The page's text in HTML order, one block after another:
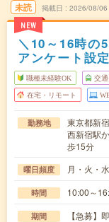
未読
NEW
掲載日 2026/08/06
＼10～16時の
アンケート設
職種未経験OK 交
在宅・リモート
勤務地
東京都新
西新宿駅
歩15分
曜日頻度 月・火・
時間 10:00～
期間 【急募】